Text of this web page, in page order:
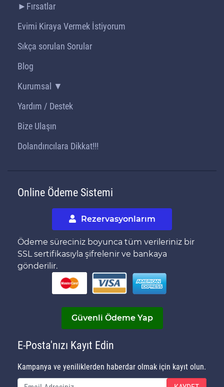
►Fırsatlar
Evimi Kiraya Vermek İstiyorum
Sıkça sorulan Sorular
Blog
Kurumsal ▼
Yardım / Destek
Bize Ulaşın
Dolandırıcılara Dikkat!!!
Online Ödeme Sistemi
Rezervasyonlarım
Ödeme süreciniz boyunca tüm verileriniz bir
SSL sertifikasıyla şifrelenir ve bankaya
gönderilir.
Güvenli Ödeme Yap
E-Posta'nızı Kayıt Edin
Kampanya ve yeniliklerden haberdar olmak için kayıt olun.